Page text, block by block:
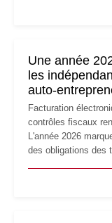
professionnels,
Une année
les
auto-
Facturation
contrôles fiscaux
L'année 2026
des obligations des
les auto-